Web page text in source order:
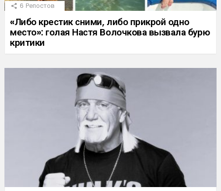
6 Репостов
«Либо крестик сними, либо прикрой одно
место»: голая Настя Волочкова вызвала бурю
критики